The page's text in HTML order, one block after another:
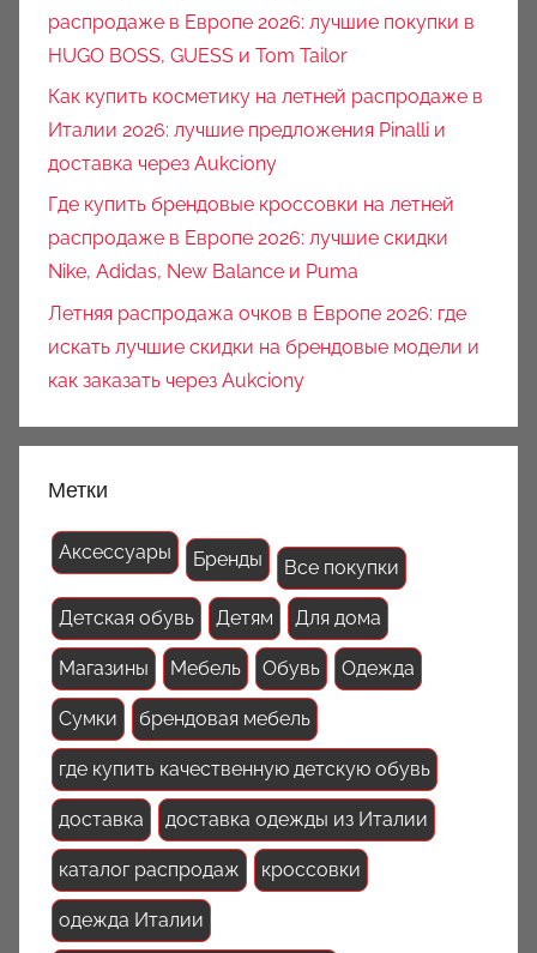
распродаже в Европе 2026: лучшие покупки в
HUGO BOSS, GUESS и Tom Tailor
Как купить косметику на летней распродаже в
Италии 2026: лучшие предложения Pinalli и
доставка через Aukciony
Где купить брендовые кроссовки на летней
распродаже в Европе 2026: лучшие скидки
Nike, Adidas, New Balance и Puma
Летняя распродажа очков в Европе 2026: где
искать лучшие скидки на брендовые модели и
как заказать через Aukciony
Метки
Аксессуары Бренды Все покупки
Детская обувь Детям Для дома
Магазины Мебель Обувь Одежда
Сумки брендовая мебель
где купить качественную детскую обувь
доставка доставка одежды из Италии
каталог распродаж кроссовки
одежда Италии